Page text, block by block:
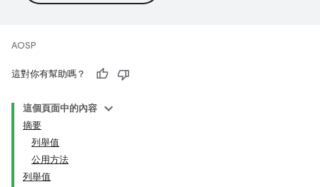
AOSP
這對你有幫助嗎？
這個頁面中的內容
摘要
列舉值
公用方法
列舉值